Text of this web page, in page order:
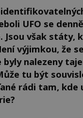
UFO se
Jsou však státy,
výjimkou, že
nalezeny
tu být
rádi tam, kde